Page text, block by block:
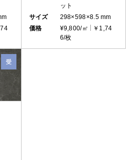
ット
サイズ
298×598×8.5 mm
価格
¥9,800/㎡
￥1,74
6/枚